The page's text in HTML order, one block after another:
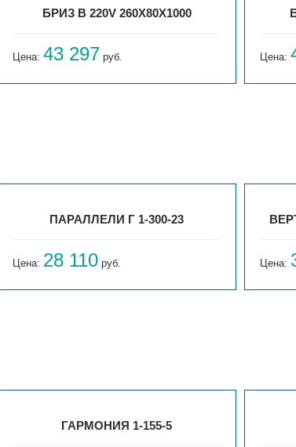
БРИЗ В 220V 260X80X1000
Цена: 43 297 руб. Цена:
ПАРАЛЛЕЛИ Г 1-300-23
Цена: 28 110 руб. Цена:
ГАРМОНИЯ 1-155-5